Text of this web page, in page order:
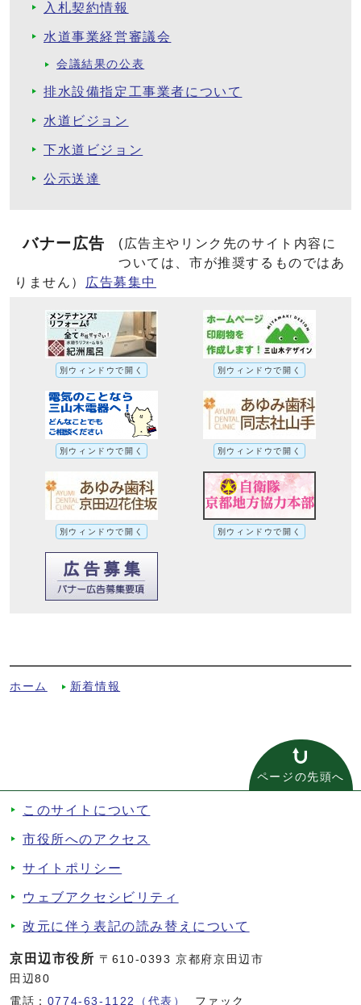
入札契約情報
水道事業経営審議会
会議結果の公表
排水設備指定工事業者について
水道ビジョン
下水道ビジョン
公示送達
バナー広告
(広告主やリンク先のサイト内容に
ついては、市が推奨するものではあ
りません）
広告募集中
別ウィンドウで開く 別ウィンドウで開く
別ウィンドウで開く 別ウィンドウで開く
別ウィンドウで開く 別ウィンドウで開く
ホーム 新着情報
ページの先頭へ
このサイトについて
市役所へのアクセス
サイトポリシー
ウェブアクセシビリティ
改元に伴う表記の読み替えについて
京田辺市役所 〒610-0393 京都府京田辺市
田辺80
電話： 0774-63-1122（代表） ファック